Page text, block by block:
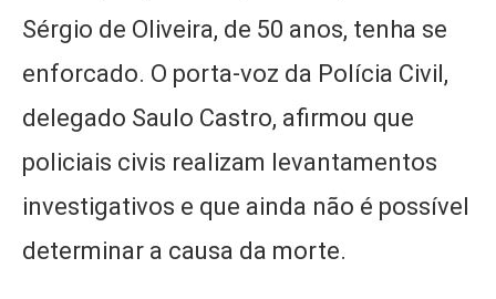
Sérgio de Oliveira, de 50 anos, tenha se
enforcado. O porta-voz da Polícia Civil,
delegado Saulo Castro, afirmou que
policiais civis realizam levantamentos
investigativos e que ainda não é possível
determinar a causa da morte.